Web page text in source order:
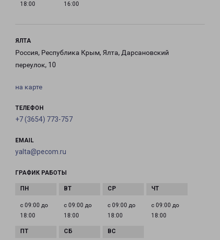
18:00
16:00
ЯЛТА
Россия, Республика Крым, Ялта, Дарсановский
переулок, 10
на карте
ТЕЛЕФОН
+7 (3654) 773-757
EMAIL
yalta@pecom.ru
ГРАФИК РАБОТЫ
с 09:00 до
18:00
с 09:00 до
18:00
с 09:00 до
18:00
с 09:00 до
18:00